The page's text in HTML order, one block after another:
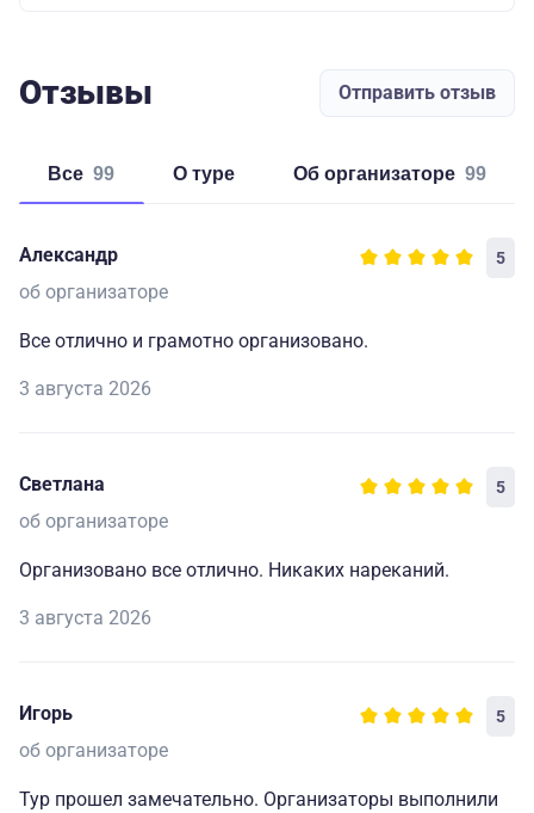
Отзывы Отправить отзыв
Все 99 о туре об организаторе 99
Александр 5
об организаторе
Все отлично и грамотно организовано.
3 августа 2026
Светлана 5
об организаторе
Организовано все отлично. Никаких нареканий.
3 августа 2026
Игорь 5
об организаторе
Тур прошел замечательно. Организаторы выполнили